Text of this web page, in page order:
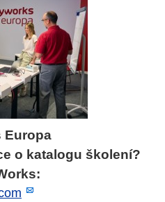
Europa
o katalogu školení?